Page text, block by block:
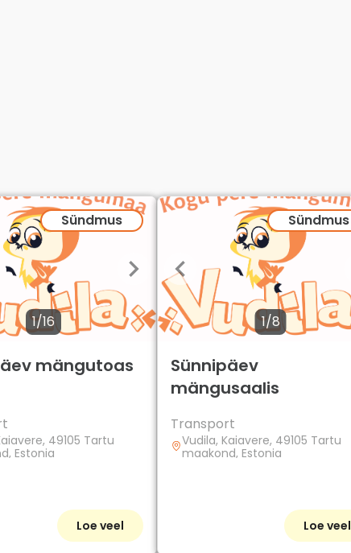
1/16
Sündmus
mängutoas
49105 Tartu
Estonia
Loe veel
1/8
Sündmus
Sünnipäev
mängusaalis
Transport
Vudila, Kaiavere, 49105 Tartu
maakond, Estonia
Loe veel